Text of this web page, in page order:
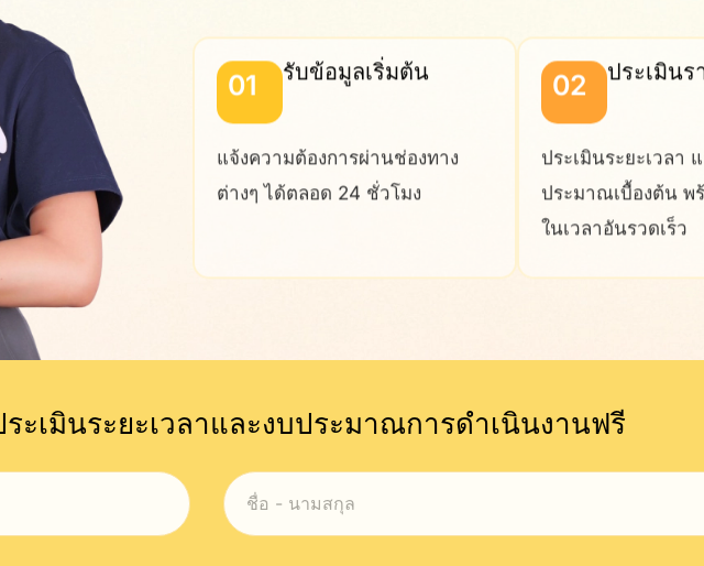
01 รับข้อมูลเริ่มต้น
แจ้งความต้องการผ่านช่องทาง
ต่างๆ ได้ตลอด 24 ชั่วโมง
02 ประเมินร
ประเมินระยะเวลา
ประมาณเบื้องต้น พ
ในเวลาอันรวดเร็ว
ะเมินระยะเวลาและงบประมาณการดำเนินงานฟรี